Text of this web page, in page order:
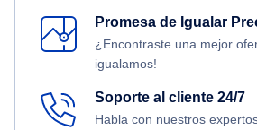
Promesa de Igualar
¿Encontraste una mejor
igualamos!
Soporte al cliente 24/7
Habla con nuestros